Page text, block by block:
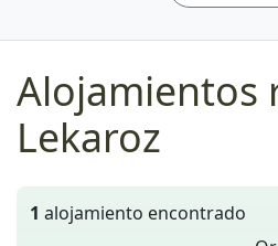
Alojamientos
Lekaroz
1 alojamiento encontrado